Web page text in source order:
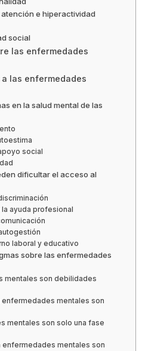
e hiperactividad
social
las enfermedades
las enfermedades
en la salud mental de las
social
dificultar el acceso al
ayuda profesional
laboral y educativo
sobre las enfermedades
mentales son debilidades
enfermedades mentales son
mentales son solo una fase
enfermedades mentales son